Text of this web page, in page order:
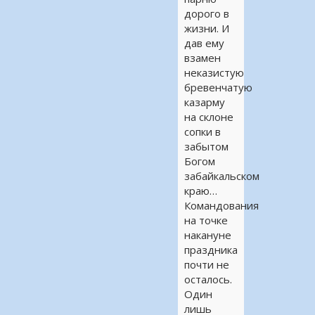
дорого в
жизни. И
дав ему
взамен
неказистую
бревенчатую
казарму
на склоне
сопки в
забытом
Богом
забайкальском
краю…
Командования
на точке
накануне
праздника
почти не
осталось.
Один
лишь